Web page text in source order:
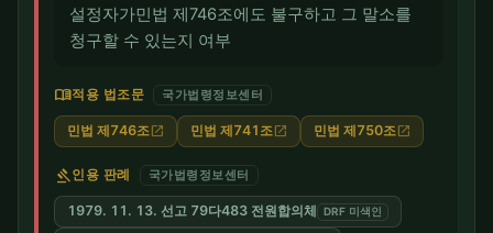
설정자가민법 제746조에도 불구하고 그 말소를
청구할 수 있는지 여부
menu_book적용 법조문 국가법령정보센터
민법 제746조 open_in_new 민법 제741조 open_in_new 민법 제750조 open_in_new
gavel인용 판례 국가법령정보센터
1979. 11. 13. 선고 79다483 전원합의체 DRF 미색인